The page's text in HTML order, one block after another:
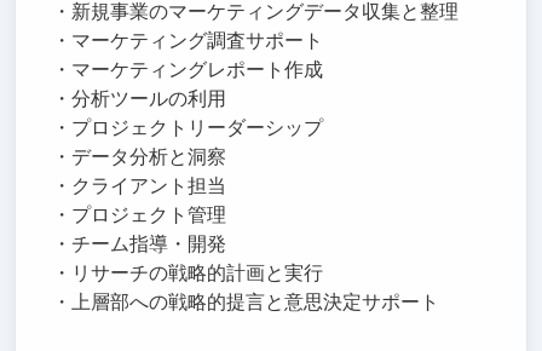
・新規事業のマーケティングデータ収集と整理
・マーケティング調査サポート
・マーケティングレポート作成
・分析ツールの利用
・プロジェクトリーダーシップ
・データ分析と洞察
・クライアント担当
・プロジェクト管理
・チーム指導・開発
・リサーチの戦略的計画と実行
・上層部への戦略的提言と意思決定サポート